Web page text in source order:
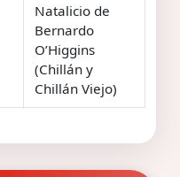
Natalicio de
Bernardo
O’Higgins
(Chillán y
Chillán Viejo)